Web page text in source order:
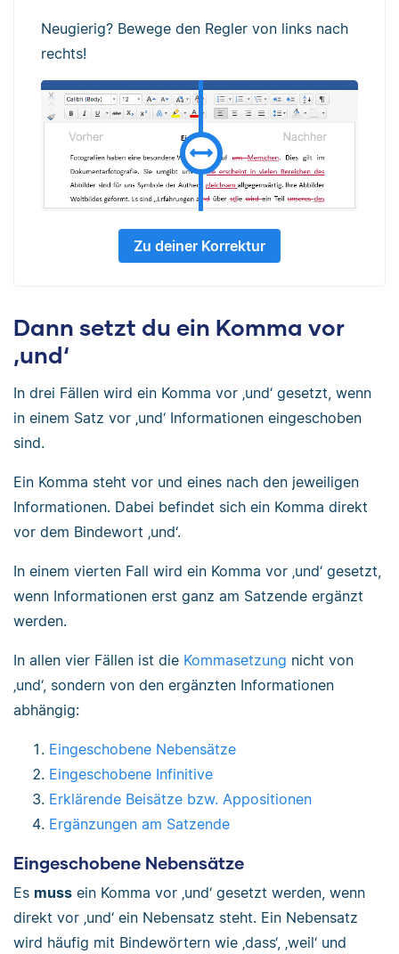
Neugierig? Bewege den Regler von links nach
rechts!
Zu deiner Korrektur
Dann setzt du ein Komma vor
‚und‘
In drei Fällen wird ein Komma vor ‚und‘ gesetzt, wenn
in einem Satz vor ‚und‘ Informationen eingeschoben
sind.
Ein Komma steht vor und eines nach den jeweiligen
Informationen. Dabei befindet sich ein Komma direkt
vor dem Bindewort ‚und‘.
In einem vierten Fall wird ein Komma vor ‚und‘ gesetzt,
wenn Informationen erst ganz am Satzende ergänzt
werden.
In allen vier Fällen ist die Kommasetzung nicht von
‚und‘, sondern von den ergänzten Informationen
abhängig:
Eingeschobene Nebensätze
Eingeschobene Infinitive
Erklärende Beisätze bzw. Appositionen
Ergänzungen am Satzende
Eingeschobene Nebensätze
Es muss ein Komma vor ‚und‘ gesetzt werden, wenn
direkt vor ‚und‘ ein Nebensatz steht. Ein Nebensatz
wird häufig mit Bindewörtern wie ‚dass‘, ‚weil‘ und